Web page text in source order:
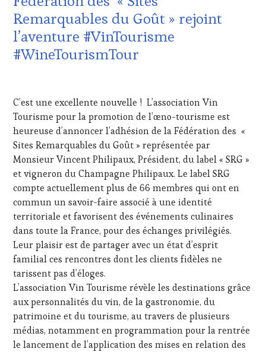
FAME,
WINE
TOURISM
TOUR,
WINE
WINETASTINGVOUCHER.COM
CLÉS
DU
VIN
ET
DE
FRANÇAISE,
INVITATIONS
&
WINE
TASTING,
MÉDIAS,
PRESSE
ÉCRITE,
TV,
WEB,
OENOTOURISME,
PARTENAIRES
VIN
,
PRODUCTEURS
TERROIR,
RESTAURATEUR,
CHEF,
CUISINIER,
Remarquables du Goût » rejoint
l’aventure #VinTourisme
#WineTourismTour
2025
C’est une excellente nouvelle ! L’association Vin
Tourisme pour la promotion de l’œno-tourisme est
heureuse d’annoncer l’adhésion de la Fédération des «
Sites Remarquables du Goût » représentée par
Monsieur Vincent Philipaux, Président, du label « SRG »
et vigneron du Champagne Philipaux. Le label SRG
compte actuellement plus de 66 membres qui ont en
commun un savoir-faire associé à une identité
territoriale et favorisent des événements culinaires
dans toute la France, pour des échanges privilégiés.
Leur plaisir est de partager avec un état d’esprit
familial ces rencontres dont les clients fidèles ne
tarissent pas d’éloges.
L’association Vin Tourisme révèle les destinations grâce
aux personnalités du vin, de la gastronomie, du
patrimoine et du tourisme, au travers de plusieurs
médias, notamment en programmation pour la rentrée
le lancement de l’application des mises en relation des